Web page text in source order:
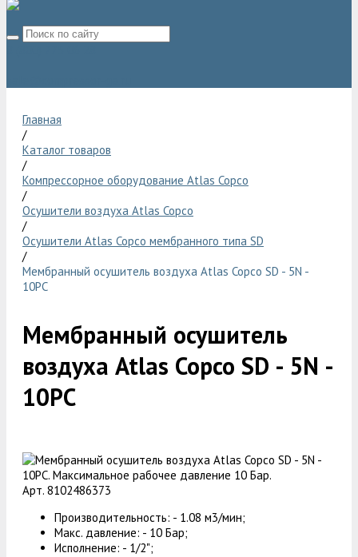
Главная
/
Каталог товаров
/
Компрессорное оборудование Atlas Copco
/
Осушители воздуха Atlas Copco
/
Осушители Atlas Copco мембранного типа SD
/
Мембранный осушитель воздуха Atlas Copco SD - 5N -
10PC
Мембранный осушитель
воздуха Atlas Copco SD - 5N -
10PC
Арт. 8102486373
Производительность: - 1.08 м3/мин;
Макс. давление: - 10 Бар;
Исполнение: - 1/2";